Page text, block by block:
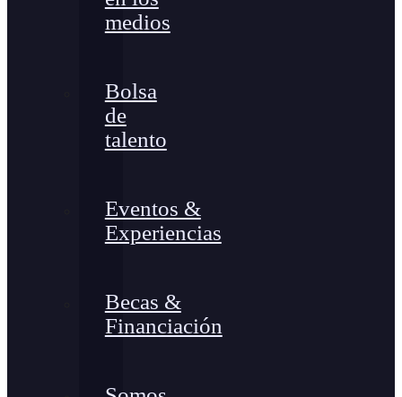
medios
Bolsa
de
talento
Eventos &
Experiencias
Becas &
Financiación